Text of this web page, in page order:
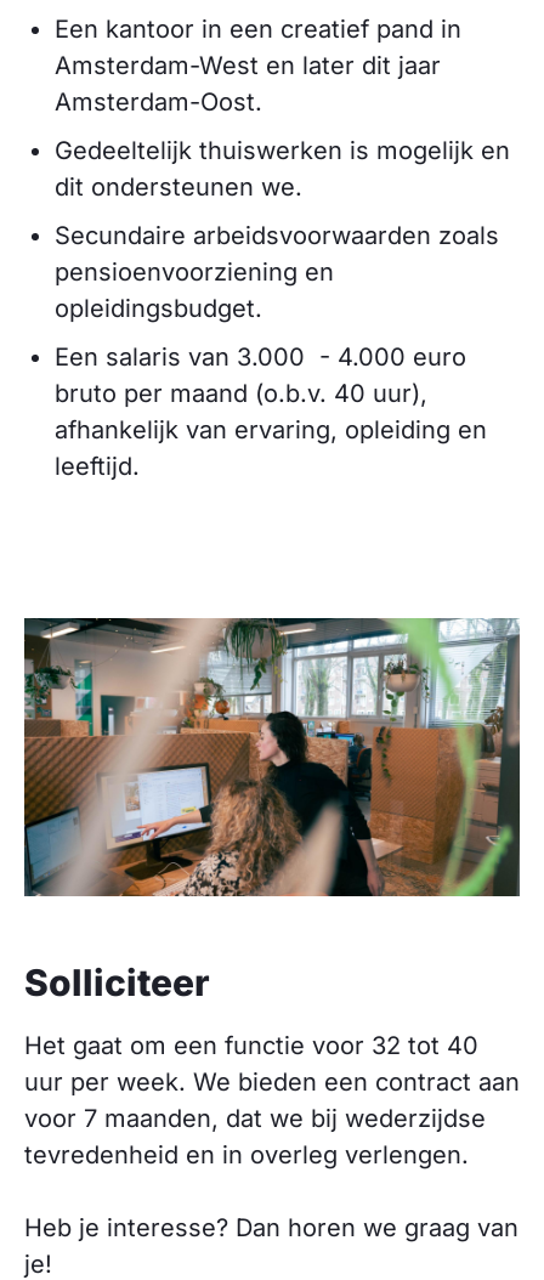
Een kantoor in een creatief pand in
Amsterdam-West en later dit jaar
Amsterdam-Oost.
Gedeeltelijk thuiswerken is mogelijk en
dit ondersteunen we.
Secundaire arbeidsvoorwaarden zoals
pensioenvoorziening en
opleidingsbudget.
Een salaris van 3.000 - 4.000 euro
bruto per maand (o.b.v. 40 uur),
afhankelijk van ervaring, opleiding en
leeftijd.
Solliciteer
Het gaat om een functie voor 32 tot 40
uur per week. We bieden een contract aan
voor 7 maanden, dat we bij wederzijdse
tevredenheid en in overleg verlengen.
Heb je interesse? Dan horen we graag van
je!